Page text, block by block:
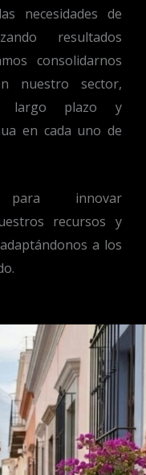
necesidades de
resultados
consolidarnos
nuestro sector,
largo plazo y
en cada uno de
para innovar
recursos y
a los